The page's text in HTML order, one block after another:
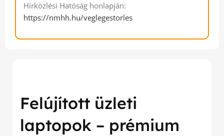
Hírközlési Hatóság honlapján:
https://nmhh.hu/veglegestorles
Felújított üzleti
laptopok – prémium